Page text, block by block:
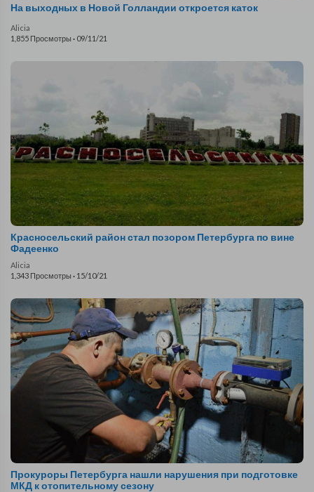
На выходных в Новой Голландии откроется каток
Alicia
1,855 Просмотры · 09/11/21
Красносельский район стал позором Петербурга по вине
Фадеенко
Alicia
1,343 Просмотры · 15/10/21
Прокуроры Петербурга нашли нарушения при подготовке
МКД к отопительному сезону